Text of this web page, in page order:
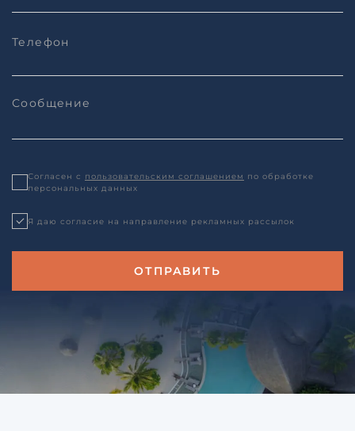
Согласен с пользовательским соглашением по обработке
персональных данных
Я даю согласие на направление рекламных рассылок